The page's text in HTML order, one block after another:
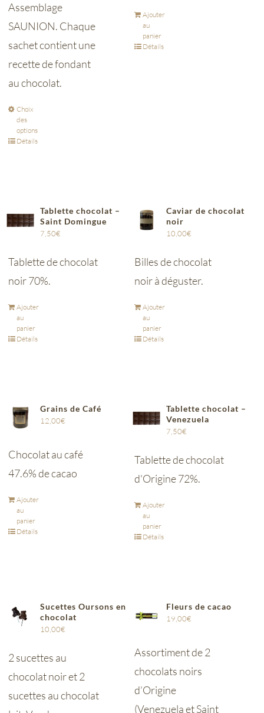
Assemblage
SAUNION. Chaque
sachet contient une
recette de fondant
au chocolat.
Choix
des
options
Détails
Ajouter
au
panier
Détails
Tablette chocolat –
Saint Domingue
7,50€
Tablette de chocolat
noir 70%.
Ajouter
au
panier
Détails
Caviar de chocolat
noir
10,00€
Billes de chocolat
noir à déguster.
Ajouter
au
panier
Détails
Grains de Café
12,00€
Chocolat au café
47.6% de cacao
Ajouter
au
panier
Détails
Tablette chocolat –
Venezuela
7,50€
Tablette de chocolat
d'Origine 72%.
Ajouter
au
panier
Détails
Sucettes Oursons en
chocolat
10,00€
2 sucettes au
chocolat noir et 2
sucettes au chocolat
Fleurs de cacao
19,00€
Assortiment de 2
chocolats noirs
d’Origine
(Venezuela et Saint